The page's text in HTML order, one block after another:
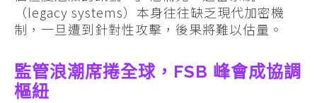
（legacy systems）本身往往缺乏現代加密機
制，一旦遭到針對性攻擊，後果將難以估量。
監管浪潮席捲全球，FSB 峰會成協調
樞紐